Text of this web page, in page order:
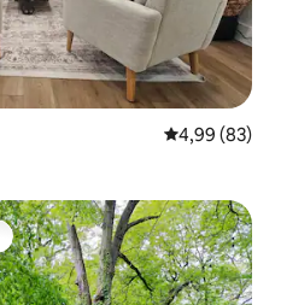
Évaluation
4,99 (83)
plus appréciés